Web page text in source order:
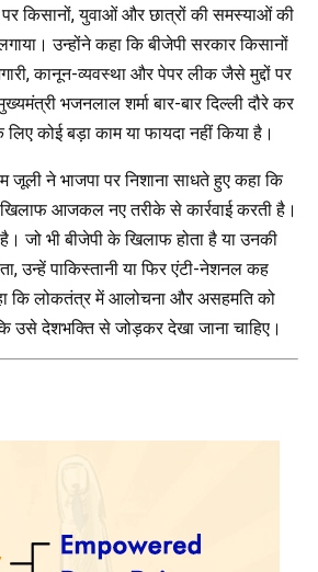
पर किसानों, युवाओं और छात्रों की समस्याओं की
उन्होंने कहा कि बीजेपी सरकार किसानों
कानून-व्यवस्था और पेपर लीक जैसे मुद्दों पर
भजनलाल शर्मा बार-बार दिल्ली दौरे कर
कोई बड़ा काम या फायदा नहीं किया है।
जूली ने भाजपा पर निशाना साधते हुए कहा कि
खिलाफ आजकल नए तरीके से कार्रवाई करती है।
जो भी बीजेपी के खिलाफ होता है या उनकी
उन्हें पाकिस्तानी या फिर एंटी-नेशनल कह
कि लोकतंत्र में आलोचना और असहमति को
उसे देशभक्ति से जोड़कर देखा जाना चाहिए।